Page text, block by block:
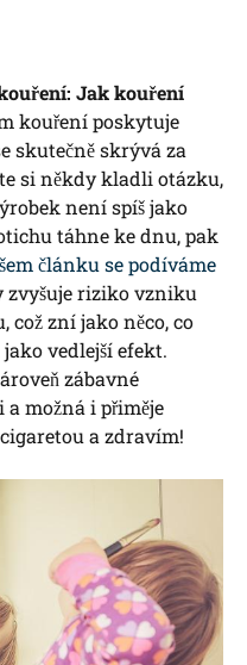
Jak kouření
kouření poskytuje
skutečně skrývá za
si někdy kladli otázku,
není spíš jako
táhne ke dnu, pak
článku se podíváme
riziko vzniku
zní jako něco, co
vedlejší efekt.
zábavné
a možná i přiměje
a zdravím!